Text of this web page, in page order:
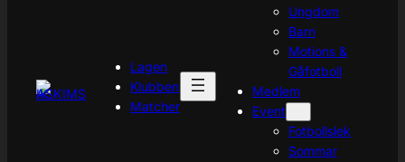
Lagen
Klubben
Matcher
Ungdom
Barn
Motions &
Gåfotboll
Medlem
Event
Fotbollslek
Sommar